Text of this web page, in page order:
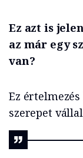
Ez azt is
az már egy
van?
Ez
szerepet